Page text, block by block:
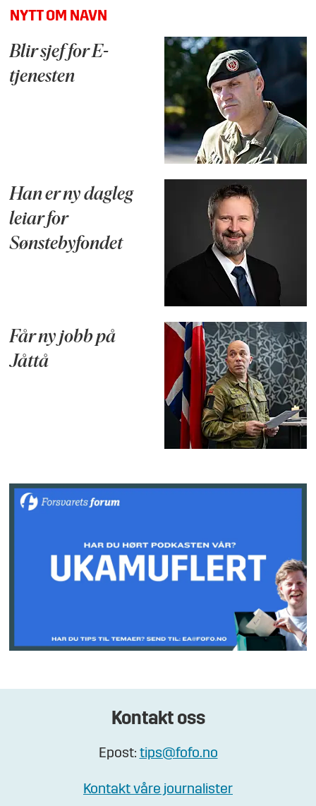
NYTT OM NAVN
Blir sjef for E-
tjenesten
Han er ny dagleg
leiar for
Sønstebyfondet
Får ny jobb på
Jåttå
Kontakt oss
Epost: tips@fofo.no
Kontakt våre journalister